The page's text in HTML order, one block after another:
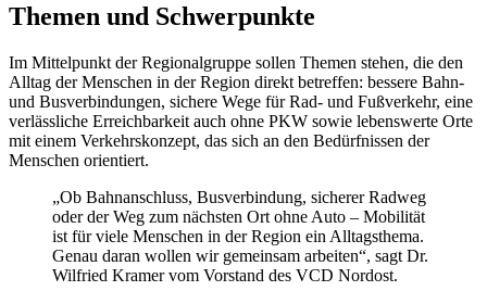
Themen und Schwerpunkte
Im Mittelpunkt der Regionalgruppe sollen Themen stehen, die den
Alltag der Menschen in der Region direkt betreffen: bessere Bahn-
und Busverbindungen, sichere Wege für Rad- und Fußverkehr, eine
verlässliche Erreichbarkeit auch ohne PKW sowie lebenswerte Orte
mit einem Verkehrskonzept, das sich an den Bedürfnissen der
Menschen orientiert.
„Ob Bahnanschluss, Busverbindung, sicherer Radweg
oder der Weg zum nächsten Ort ohne Auto – Mobilität
ist für viele Menschen in der Region ein Alltagsthema.
Genau daran wollen wir gemeinsam arbeiten“, sagt Dr.
Wilfried Kramer vom Vorstand des VCD Nordost.